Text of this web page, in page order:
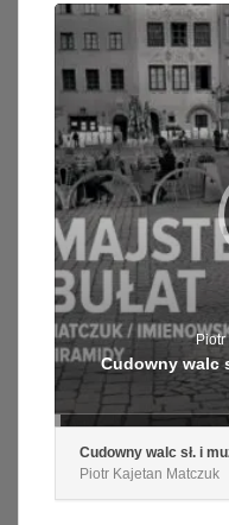
Odtwarzacz
dźwiękowych
Piotr
Cudowny walc
Cudowny walc sł. i
Piotr Kajetan Matczuk